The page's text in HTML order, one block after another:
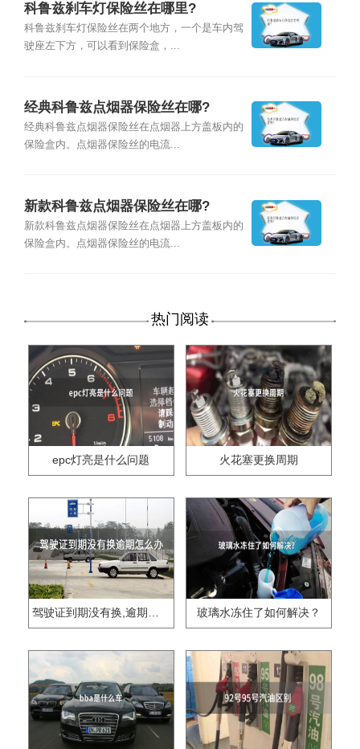
科鲁兹刹车灯保险丝在哪里?
科鲁兹刹车灯保险丝在两个地方，一个是车内驾
驶座左下方，可以看到保险盒，...
经典科鲁兹点烟器保险丝在哪?
经典科鲁兹点烟器保险丝在点烟器上方盖板内的
保险盒内。点烟器保险丝的电流...
新款科鲁兹点烟器保险丝在哪?
新款科鲁兹点烟器保险丝在点烟器上方盖板内的
保险盒内。点烟器保险丝的电流...
热门阅读
epc灯亮是什么问题 火花塞更换周期
驾驶证到期没有换,逾期怎么办?? 玻璃水冻住了如何解决？